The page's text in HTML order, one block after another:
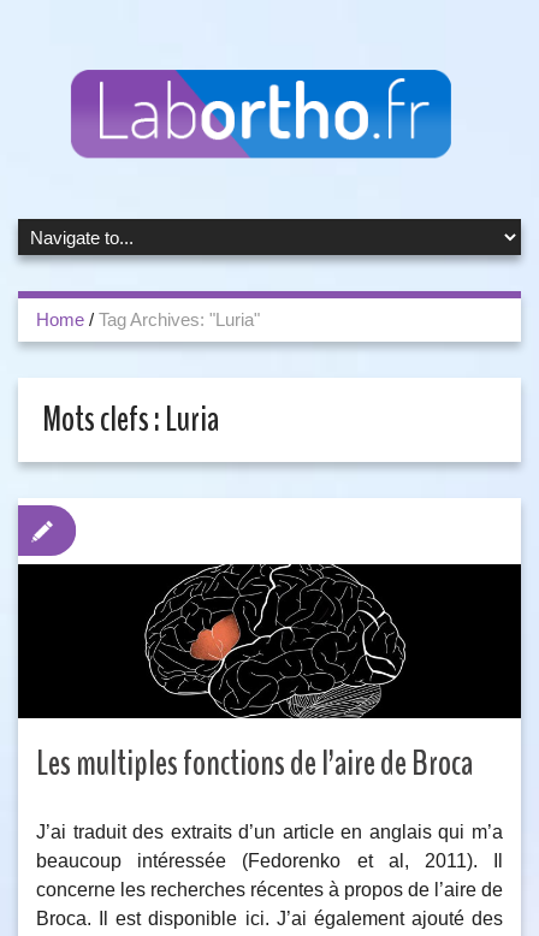
Home / Tag Archives: "Luria"
Mots clefs :Luria
Les multiples fonctions de l’aire de Broca
J’ai traduit des extraits d’un article en anglais qui m’a
beaucoup intéressée (Fedorenko et al, 2011). Il
concerne les recherches récentes à propos de l’aire de
Broca. Il est disponible ici. J’ai également ajouté des